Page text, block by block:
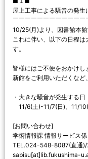
屋上工事による騒音の発生
￣￣￣￣￣￣￣￣￣￣￣
10/25(月)より、図書館本
これに伴い、以下の日程
す。
皆様にはご不便をおかけ
新館をご利用いただくなど
・大きな騒音が発生する日
11/6(土)-11/7(日)、11/
[お問い合わせ]
学術情報課 情報サービス係
TEL.024-548-8087(直通)/
sabisu[at]lib.fukushima-